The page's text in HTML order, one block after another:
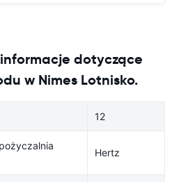
dotyczące
w Nimes Lotnisko.
12
Hertz